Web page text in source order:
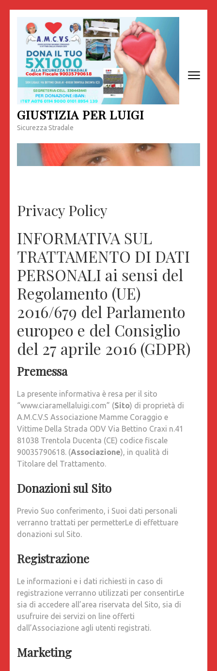
contenuto
(premi
invio)
GIUSTIZIA PER LUIGI
Sicurezza Stradale
Privacy Policy
INFORMATIVA SUL
TRATTAMENTO DI DATI
PERSONALI ai sensi del
Regolamento (UE)
2016/679 del Parlamento
europeo e del Consiglio
del 27 aprile 2016 (GDPR)
Premessa
La presente informativa è resa per il sito
“www.ciaramellaluigi.com” (Sito) di proprietà di
A.M.C.V.S Associazione Mamme Coraggio e
Vittime Della Strada ODV Via Bettino Craxi n.41
81038 Trentola Ducenta (CE) codice fiscale
90035790618. (Associazione), in qualità di
Titolare del Trattamento.
Donazioni sul Sito
Previo Suo conferimento, i Suoi dati personali
verranno trattati per permetterLe di effettuare
donazioni sul Sito.
Registrazione
Le informazioni e i dati richiesti in caso di
registrazione verranno utilizzati per consentirLe
sia di accedere all’area riservata del Sito, sia di
usufruire dei servizi on line offerti
dall’Associazione agli utenti registrati.
Marketing